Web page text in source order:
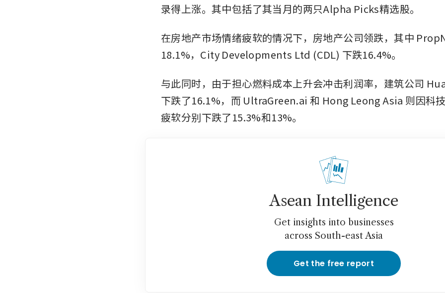
录得上涨。其中包括了其当月的两只Alpha Picks精选股。
在房地产市场情绪疲软的情况下，房地产公司领跌，其中
18.1%，City Developments Ltd (CDL) 下跌16.4%。
与此同时，由于担心燃料成本上升会冲击利润率，建筑公司
下跌了16.1%，而 UltraGreen.ai 和 Hong Leong Asia 则因科
疲软分别下跌了15.3%和13%。
Asean Intelligence
Get insights into businesses
across South-east Asia
Get the free report